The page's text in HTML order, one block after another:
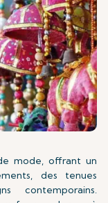
mode, offrant un
des tenues
contemporains.